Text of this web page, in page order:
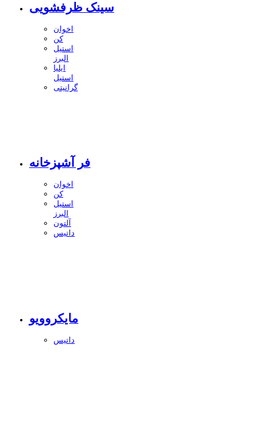
سینک ظرفشویی
اخوان
کن
استیل
البرز
ایلیا
استیل
گرانیتی
فر آشپزخانه
اخوان
کن
استیل
البرز
آلتون
داتیس
مایکروویو
داتیس